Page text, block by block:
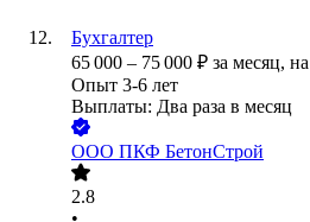
Бухгалтер
65 000 – 75 000 ₽ за месяц,
Опыт 3-6 лет
Выплаты: Два раза в месяц
ООО ПКФ БетонСтрой
2.8